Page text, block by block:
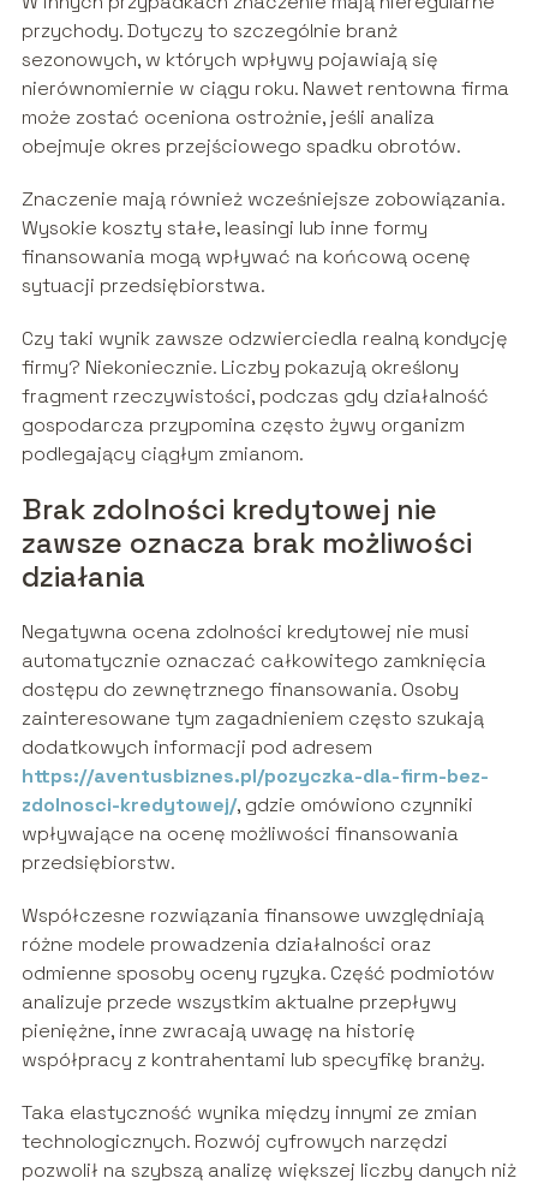
przychody. Dotyczy to szczególnie branż
sezonowych, w których wpływy pojawiają się
nierównomiernie w ciągu roku. Nawet rentowna firma
może zostać oceniona ostrożnie, jeśli analiza
obejmuje okres przejściowego spadku obrotów.
Znaczenie mają również wcześniejsze zobowiązania.
Wysokie koszty stałe, leasingi lub inne formy
finansowania mogą wpływać na końcową ocenę
sytuacji przedsiębiorstwa.
Czy taki wynik zawsze odzwierciedla realną kondycję
firmy? Niekoniecznie. Liczby pokazują określony
fragment rzeczywistości, podczas gdy działalność
gospodarcza przypomina często żywy organizm
podlegający ciągłym zmianom.
Brak zdolności kredytowej nie
zawsze oznacza brak możliwości
działania
Negatywna ocena zdolności kredytowej nie musi
automatycznie oznaczać całkowitego zamknięcia
dostępu do zewnętrznego finansowania. Osoby
zainteresowane tym zagadnieniem często szukają
dodatkowych informacji pod adresem
https://aventusbiznes.pl/pozyczka-dla-firm-bez-
zdolnosci-kredytowej/, gdzie omówiono czynniki
wpływające na ocenę możliwości finansowania
przedsiębiorstw.
Współczesne rozwiązania finansowe uwzględniają
różne modele prowadzenia działalności oraz
odmienne sposoby oceny ryzyka. Część podmiotów
analizuje przede wszystkim aktualne przepływy
pieniężne, inne zwracają uwagę na historię
współpracy z kontrahentami lub specyfikę branży.
Taka elastyczność wynika między innymi ze zmian
technologicznych. Rozwój cyfrowych narzędzi
pozwolił na szybszą analizę większej liczby danych niż